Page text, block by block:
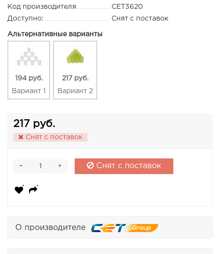
Код производителя
CET3620
Доступно:
Снят с поставок
Альтернативные варианты
194 руб.
Вариант 1
217 руб.
Вариант 2
217 руб.
Снят с поставок
+
- Снят с поставок
О производителе